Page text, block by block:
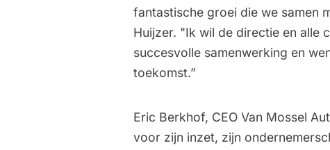
fantastische groei die we samen
Huijzer. "Ik wil de directie en alle
succesvolle samenwerking en
toekomst.”
Eric Berkhof, CEO Van Mossel
voor zijn inzet, zijn